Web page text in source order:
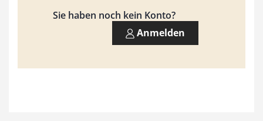
Sie haben noch kein Konto?
Anmelden